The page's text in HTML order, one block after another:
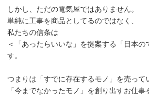
しかし、ただの電気屋ではありません。
単純に工事を商品としてるのではなく、
私たちの信条は
＜「あったらいいな」を提案する「日本の
す。
つまりは「すでに存在するモノ」を売って
「今までなかったモノ」を創り出すお仕事